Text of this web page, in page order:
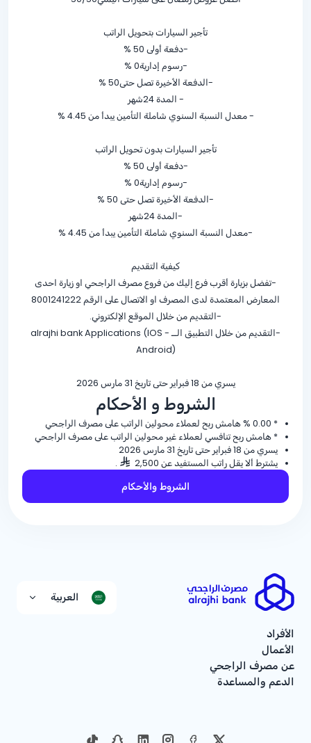
تأجير السيارات بتحويل الراتب
-دفعة أولى % 50
-رسوم إدارية0 %
-الدفعة الأخيرة تصل حتى% 50
- المدة 24شهر
- معدل النسبة السنوي شاملة التأمين يبدأ من % 4.45
تأجير السيارات بدون تحويل الراتب
-دفعة أولى % 50
-رسوم إدارية% 0
-الدفعة الأخيرة تصل حتى % 50
-المدة 24شهر
-معدل النسبة السنوي شاملة التأمين يبدأ من % 4.45
كيفية التقديم
-تفضل بزيارة أقرب فرع إليك من فروع مصرف الراجحي او زيارة احدى
المعارض المعتمدة لدى المصرف او الاتصال على الرقم 8001241222
-التقديم من خلال الموقع الإلكتروني.
-التقديم من خلال التطبيق الــ alrajhi bank Applications (IOS -
Android)
يسري من 18 فبراير حتى تاريخ 31 مارس 2026
الشروط و الأحكام
*
% 0.00 هامش ربح لعملاء محولين الراتب على مصرف الراجحي
* هامش ربح تنافسي لعملاء غير محولين الراتب على مصرف الراجحي
يسري من 18 فبراير حتى تاريخ 31 مارس 2026
يشترط ألا يقل راتب المستفيد عن 2,500
.
الشروط والأحكام
العربية
الأفراد
الأعمال
عن مصرف الراجحي
الدعم والمساعدة